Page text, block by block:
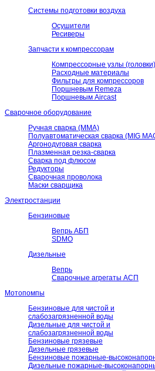
Системы подготовки воздуха
Осушители
Ресиверы
Запчасти к компрессорам
Компрессорные узлы (головки)
Расходные материалы
Фильтры для компрессоров
Поршневым Remeza
Поршневым Aircast
Сварочное оборудование
Ручная сварка (ММА)
Полуавтоматическая сварка (MIG
Аргонодуговая сварка
Плазменная резка-сварка
Сварка под флюсом
Редукторы
Сварочная проволока
Маски сварщика
Электростанции
Бензиновые
Вепрь АБП
SDMO
Дизельные
Вепрь
Сварочные агрегаты АСП
Мотопомпы
Бензиновые для чистой и
слабозагрязненной воды
Дизельные для чистой и
слабозагрязненной воды
Бензиновые грязевые
Дизельные грязевые
Бензиновые пожарные-
Дизельные пожарные-